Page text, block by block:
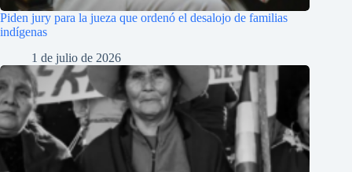
Piden jury para la jueza que ordenó el desalojo de familias
indígenas
1 de julio de 2026